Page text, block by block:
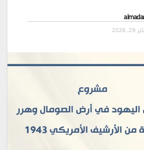
2026